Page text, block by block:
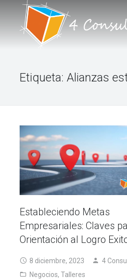
NOSOTROS
TALLERES
BLOG
FORO
CONTACTO
Etiqueta: Alianzas
Estableciendo Metas
Empresariales: Claves
Orientación al Logro
8 diciembre, 2023
4
Negocios, Talleres